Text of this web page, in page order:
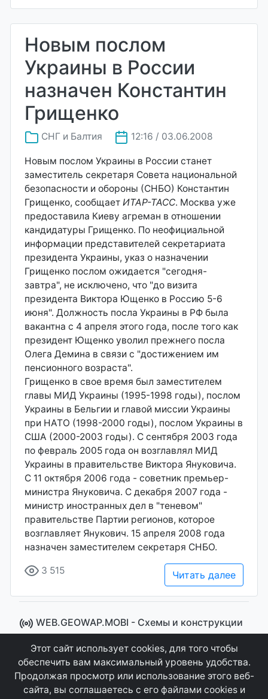
Новым послом
Украины в России
назначен Константин
Грищенко
СНГ и Балтия 12:16 / 03.06.2008
Новым послом Украины в России станет
заместитель секретаря Совета национальной
безопасности и обороны (СНБО) Константин
Грищенко, сообщает ИТАР-ТАСС. Москва уже
предоставила Киеву агреман в отношении
кандидатуры Грищенко. По неофициальной
информации представителей секретариата
президента Украины, указ о назначении
Грищенко послом ожидается "сегодня-
завтра", не исключено, что "до визита
президента Виктора Ющенко в Россию 5-6
июня". Должность посла Украины в РФ была
вакантна с 4 апреля этого года, после того как
президент Ющенко уволил прежнего посла
Олега Демина в связи с "достижением им
пенсионного возраста".
Грищенко в свое время был заместителем
главы МИД Украины (1995-1998 годы), послом
Украины в Бельгии и главой миссии Украины
при НАТО (1998-2000 годы), послом Украины в
США (2000-2003 годы). С сентября 2003 года
по февраль 2005 года он возглавлял МИД
Украины в правительстве Виктора Януковича.
С 11 октября 2006 года - советник премьер-
министра Януковича. С декабря 2007 года -
министр иностранных дел в "теневом"
правительстве Партии регионов, которое
возглавляет Янукович. 15 апреля 2008 года
назначен заместителем секретаря СНБО.
3 515 Читать далее
WEB.GEOWAP.MOBI - Cхемы и конструкции
© 2008 - 2021
Сайт управляется системой "MKateCMS" от Ray
Icemont.
Соглашение Конфиденциальность
Этот сайт использует cookies, для того чтобы
обеспечить вам максимальный уровень удобства.
Продолжая просмотр или использование этого веб-
сайта, вы соглашаетесь с его файлами cookies и